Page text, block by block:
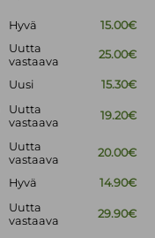
Hyvä 15.00€
Uutta
vastaava
25.00€
Uusi
15.30€
Uutta
vastaava
19.20€
Uutta
vastaava
20.00€
Hyvä
14.90€
Uutta
vastaava
29.90€